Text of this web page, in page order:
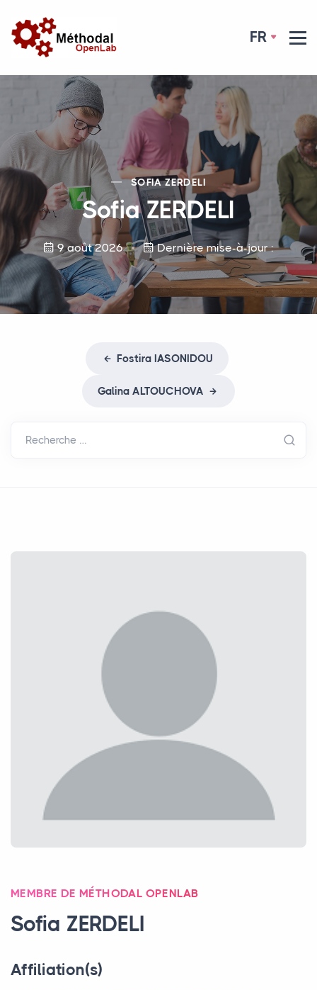
FR
SOFIAZERDELI
SofiaZERDELI
9 août 2026 Dernière mise-à-jour :
Fostira IASONIDOU
Galina ALTOUCHOVA
Recherche …
MEMBRE DE MÉTHODAL OPENLAB
Sofia ZERDELI
Affiliation(s)